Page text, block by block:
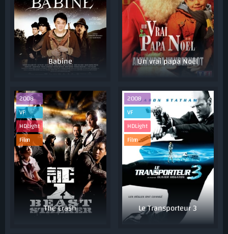
Babine Un vrai papa Noël
The Crash
2008
VF
HDLight
Film
Le Transporteur 3
2008
VF
HDLight
Film